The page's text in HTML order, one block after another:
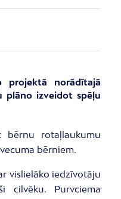
projektā norādītajā
plāno izveidot spēļu
bērnu rotaļlaukumu
bērniem.
vislielāko iedzīvotāju
cilvēku. Purvciema